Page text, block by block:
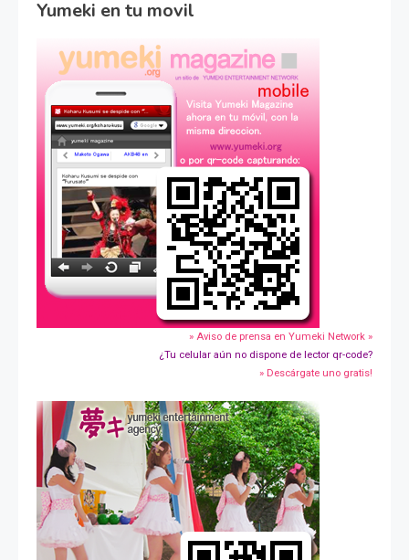
Yumeki en tu movil
» Aviso de prensa en Yumeki Network »
¿Tu celular aún no dispone de lector qr-code?
» Descárgate uno gratis!